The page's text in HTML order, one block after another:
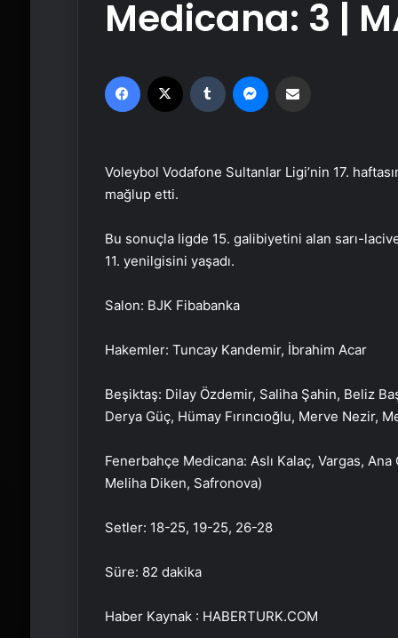
Medicana: 3 |
Facebook Tumblr
Voleybol Vodafone Sultanlar Ligi’nin 17.
mağlup etti.
Bu sonuçla ligde 15. galibiyetini alan sarı-
11. yenilgisini yaşadı.
Salon: BJK Fibabanka
Hakemler: Tuncay Kandemir, İbrahim Acar
Beşiktaş: Dilay Özdemir, Saliha Şahin, Beliz
Derya Güç, Hümay Fırıncıoğlu, Merve Nezir,
Fenerbahçe Medicana: Aslı Kalaç, Vargas,
Meliha Diken, Safronova)
Setler: 18-25, 19-25, 26-28
Süre: 82 dakika
Haber Kaynak : HABERTURK.COM